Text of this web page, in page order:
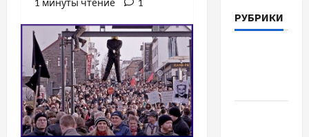
1 минуты чтение
1
РУБРИКИ